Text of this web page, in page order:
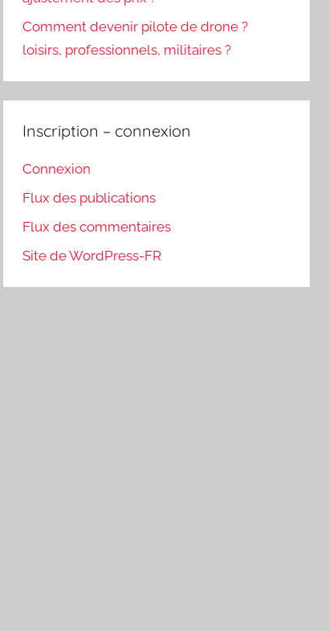
Comment devenir pilote de drone ?
loisirs, professionnels, militaires ?
Inscription – connexion
Connexion
Flux des publications
Flux des commentaires
Site de WordPress-FR